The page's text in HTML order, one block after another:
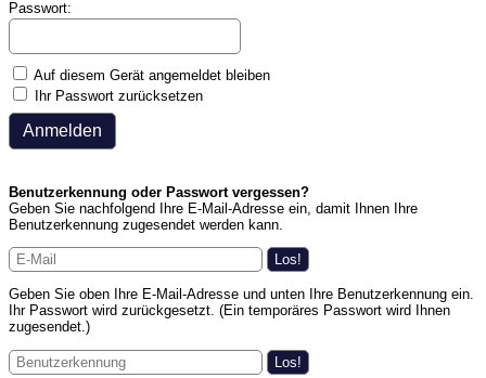
Passwort:
Auf diesem Gerät angemeldet bleiben
Ihr Passwort zurücksetzen
Benutzerkennung oder Passwort vergessen?
Geben Sie nachfolgend Ihre E-Mail-Adresse ein, damit Ihnen Ihre
Benutzerkennung zugesendet werden kann.
Geben Sie oben Ihre E-Mail-Adresse und unten Ihre Benutzerkennung ein.
Ihr Passwort wird zurückgesetzt. (Ein temporäres Passwort wird Ihnen
zugesendet.)